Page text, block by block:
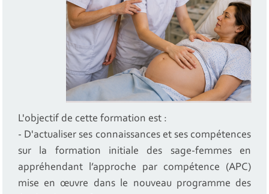
L'objectif de cette formation est :
- D'actualiser ses connaissances et ses compétences
sur la formation initiale des sage-femmes en
appréhendant l’approche par compétence (APC)
mise en œuvre dans le nouveau programme des